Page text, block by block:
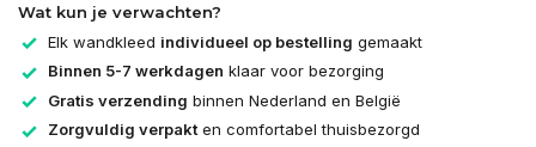
Wat kun je verwachten?
Elk wandkleed individueel op bestelling gemaakt
Binnen 5-7 werkdagen klaar voor bezorging
Gratis verzending binnen Nederland en België
Zorgvuldig verpakten comfortabel thuisbezorgd